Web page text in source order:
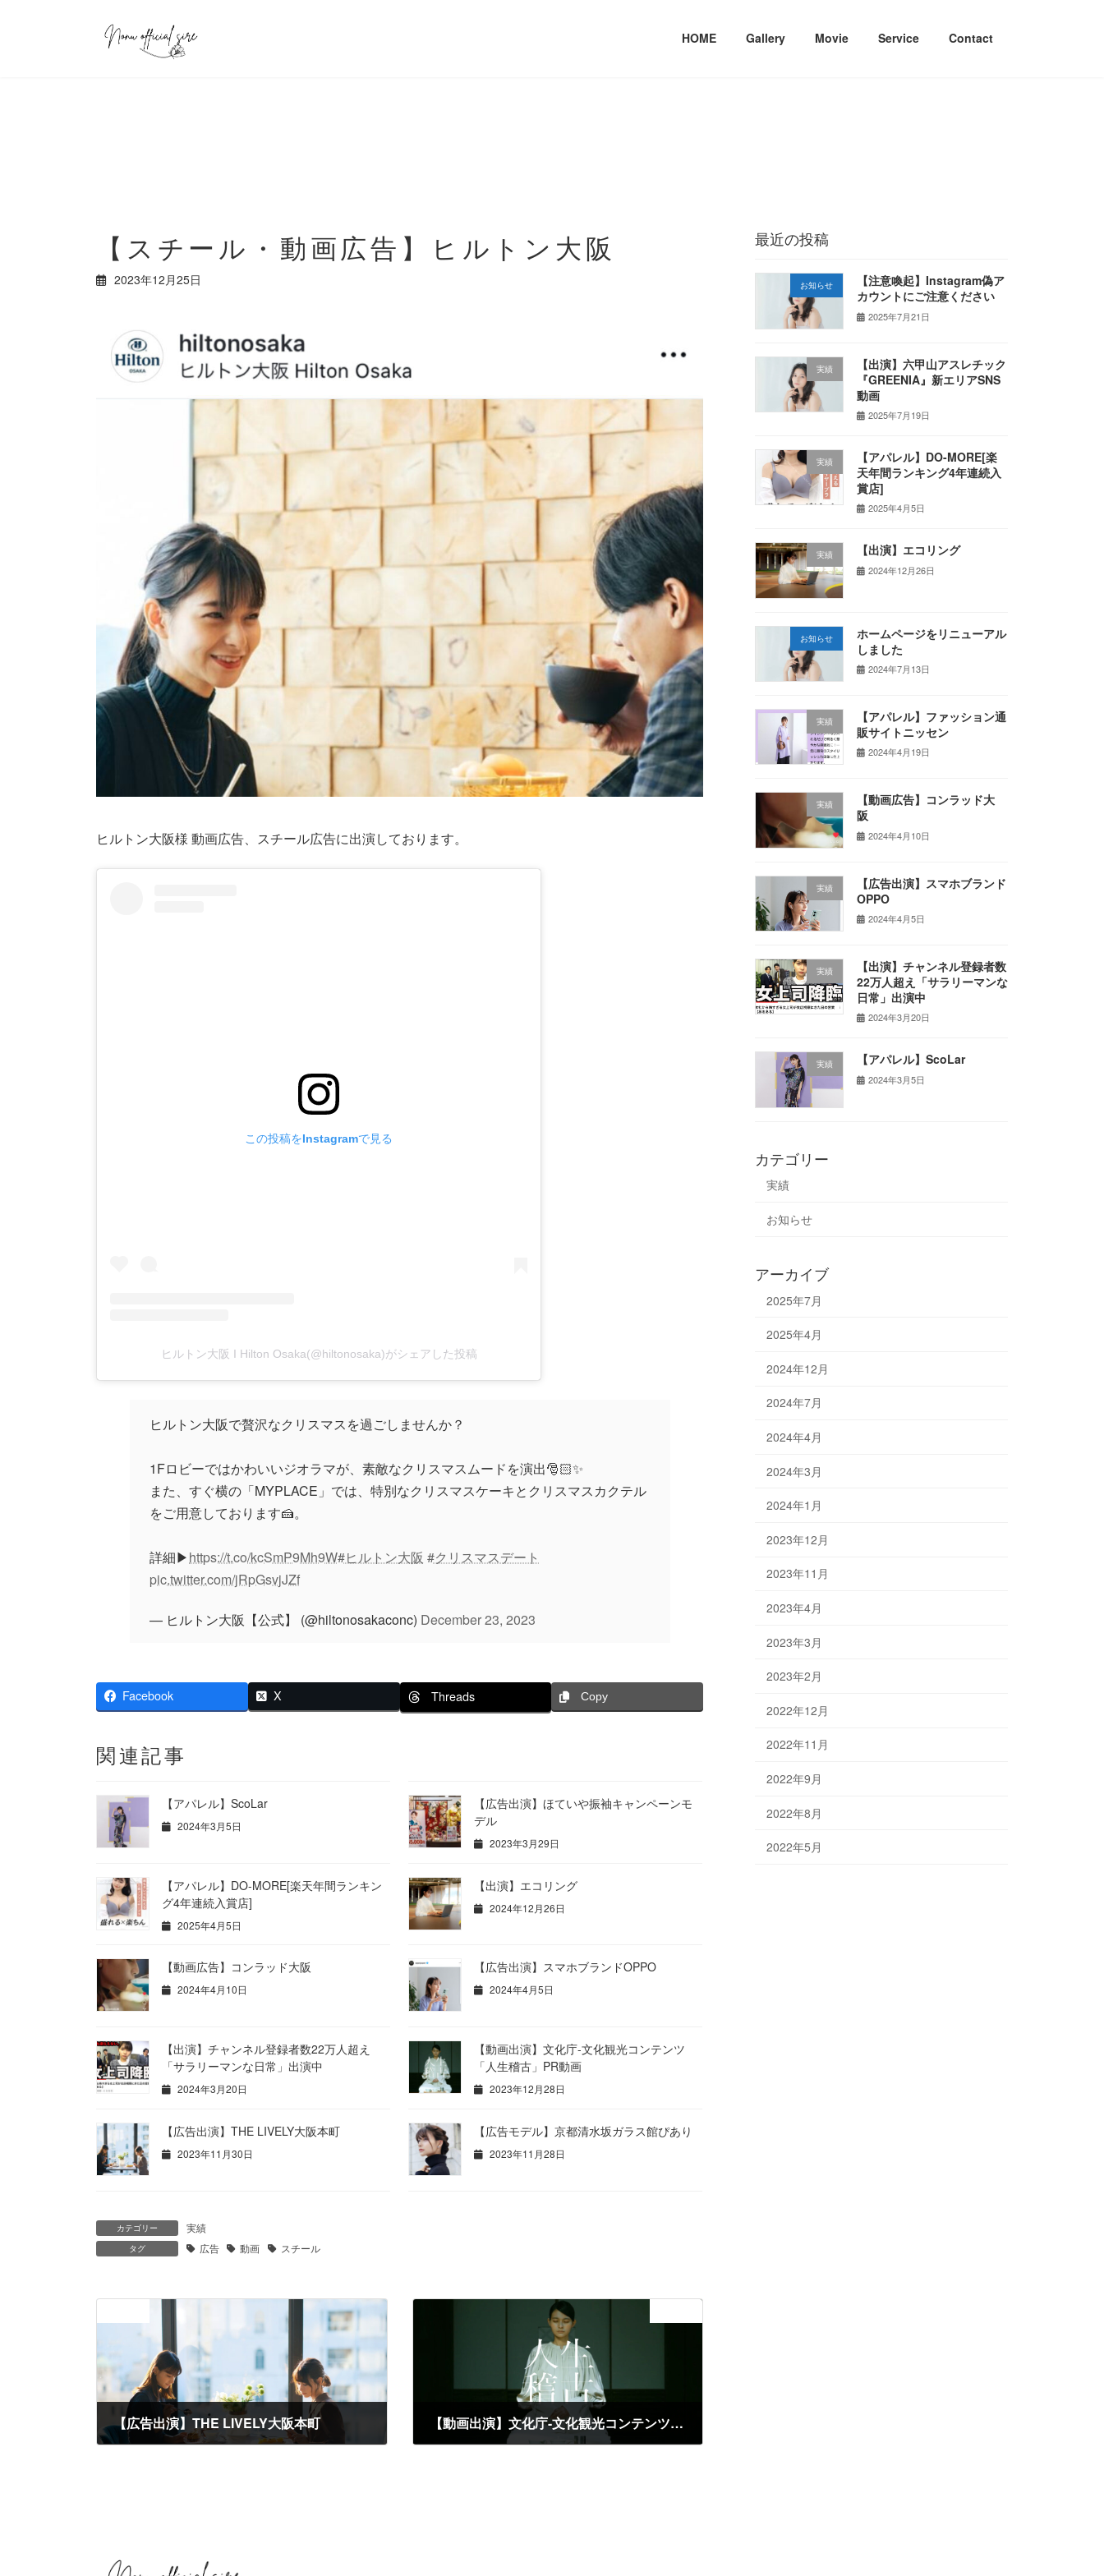
HOME Gallery Movie Service Contact
【スチール・動画広告】ヒルトン大阪
2023年12月25日
ヒルトン大阪様 動画広告、スチール広告に出演しております。
この投稿をInstagramで見る
ヒルトン大阪 I Hilton Osaka(@hiltonosaka)がシェアした投稿
ヒルトン大阪で贅沢なクリスマスを過ごしませんか？
1Fロビーではかわいいジオラマが、素敵なクリスマスムードを演出🎅🏻✨
また、すぐ横の「MYPLACE」では、特別なクリスマスケーキとクリスマスカクテル
をご用意しております🍰。
詳細▶https://t.co/kcSmP9Mh9W#ヒルトン大阪 #クリスマスデート
pic.twitter.com/jRpGsvjJZf
— ヒルトン大阪【公式】 (@hiltonosakaconc) December 23, 2023
Facebook X Threads Copy
関連記事
【アパレル】ScoLar
2024年3月5日
【広告出演】ほていや振袖キャンペーンモ
デル
2023年3月29日
【アパレル】DO-MORE[楽天年間ランキン
グ4年連続入賞店]
2025年4月5日
【出演】エコリング
2024年12月26日
【動画広告】コンラッド大阪
2024年4月10日
【広告出演】スマホブランドOPPO
2024年4月5日
【出演】チャンネル登録者数22万人超え
「サラリーマンな日常」出演中
2024年3月20日
【動画出演】文化庁-文化観光コンテンツ
「人生稽古」PR動画
2023年12月28日
【広告出演】THE LIVELY大阪本町
2023年11月30日
【広告モデル】京都清水坂ガラス館ぴあり
2023年11月28日
カテゴリー 実績
タグ 広告 動画 スチール
【広告出演】THE LIVELY大阪本町 【動画出演】文化庁-文化観光コンテンツ「人生稽古」PR動画
最近の投稿
お知らせ
【注意喚起】Instagram偽ア
カウントにご注意ください
2025年7月21日
実績
【出演】六甲山アスレチック
『GREENIA』新エリアSNS
動画
2025年7月19日
実績
【アパレル】DO-MORE[楽
天年間ランキング4年連続入
賞店]
2025年4月5日
実績 【出演】エコリング
2024年12月26日
お知らせ
ホームページをリニューアル
しました
2024年7月13日
実績
【アパレル】ファッション通
販サイトニッセン
2024年4月19日
実績
【動画広告】コンラッド大
阪
2024年4月10日
実績
【広告出演】スマホブランド
OPPO
2024年4月5日
実績
【出演】チャンネル登録者数
22万人超え「サラリーマンな
日常」出演中
2024年3月20日
実績 【アパレル】ScoLar
2024年3月5日
カテゴリー
実績
お知らせ
アーカイブ
2025年7月
2025年4月
2024年12月
2024年7月
2024年4月
2024年3月
2024年1月
2023年12月
2023年11月
2023年4月
2023年3月
2023年2月
2022年12月
2022年11月
2022年9月
2022年8月
2022年5月